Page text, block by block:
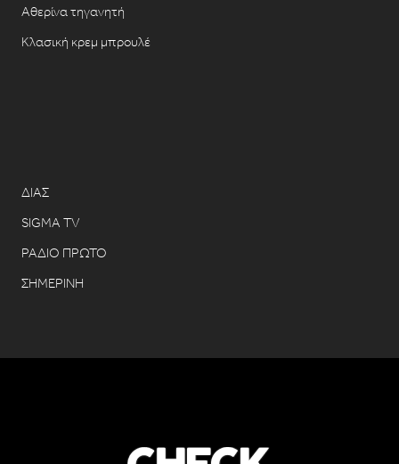
Αθερίνα τηγανητή
Κλασική κρεμ μπρουλέ
ΔΙΑΣ
SIGMA TV
ΡΑΔΙΟ ΠΡΩΤΟ
ΣΗΜΕΡΙΝΗ